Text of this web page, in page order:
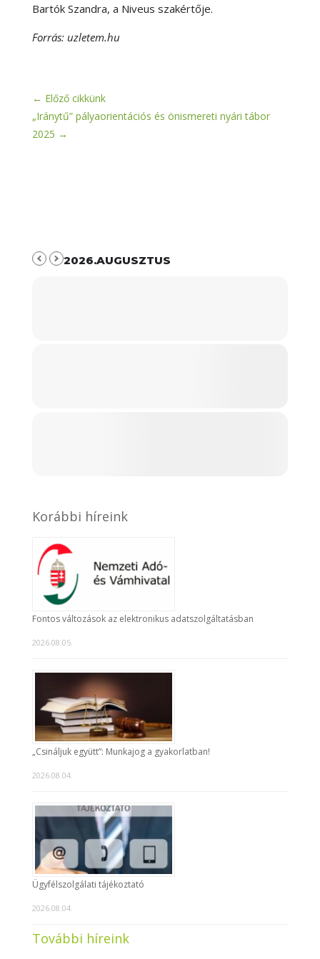
Bartók Szandra, a Niveus szakértője.
Forrás: uzletem.hu
← Előző cikkünk
„Iránytű” pályaorientációs és önismereti nyári tábor
2025 →
2026.AUGUSZTUS
Korábbi híreink
Fontos változások az elektronikus adatszolgáltatásban
2026.08.05.
„Csináljuk együtt”: Munkajog a gyakorlatban!
2026.08.04.
Ügyfélszolgálati tájékoztató
2026.08.04.
További híreink